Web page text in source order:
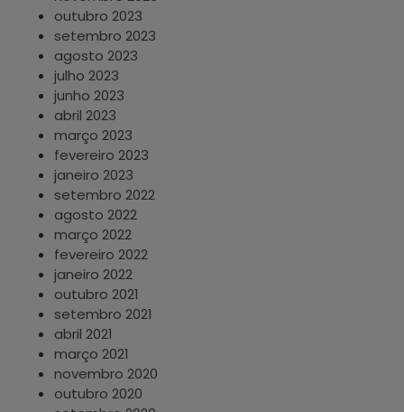
outubro 2023
setembro 2023
agosto 2023
julho 2023
junho 2023
abril 2023
março 2023
fevereiro 2023
janeiro 2023
setembro 2022
agosto 2022
março 2022
fevereiro 2022
janeiro 2022
outubro 2021
setembro 2021
abril 2021
março 2021
novembro 2020
outubro 2020